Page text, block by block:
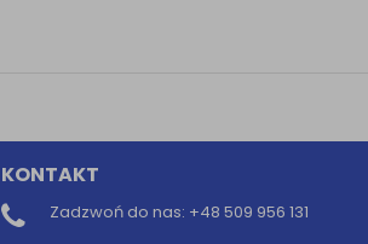
KONTAKT
Zadzwoń do nas: +48 509 956 131